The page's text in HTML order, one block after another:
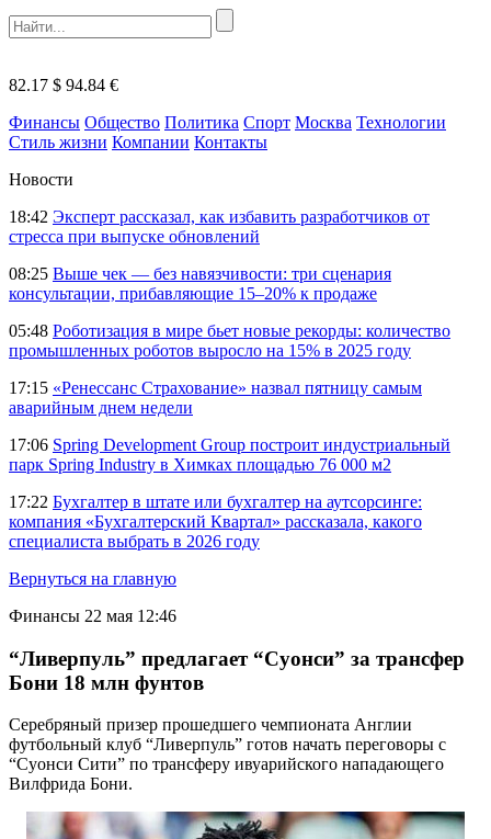
82.17 $ 94.84 €
Финансы Общество Политика Спорт Москва Технологии
Стиль жизни Компании Контакты
Новости
18:42 Эксперт рассказал, как избавить разработчиков от
стресса при выпуске обновлений
08:25 Выше чек — без навязчивости: три сценария
консультации, прибавляющие 15–20% к продаже
05:48 Роботизация в мире бьет новые рекорды: количество
промышленных роботов выросло на 15% в 2025 году
17:15 «Ренессанс Страхование» назвал пятницу самым
аварийным днем недели
17:06 Spring Development Group построит индустриальный
парк Spring Industry в Химках площадью 76 000 м2
17:22 Бухгалтер в штате или бухгалтер на аутсорсинге:
компания «Бухгалтерский Квартал» рассказала, какого
специалиста выбрать в 2026 году
Вернуться на главную
Финансы 22 мая 12:46
“Ливерпуль” предлагает “Суонси” за трансфер
Бони 18 млн фунтов
Серебряный призер прошедшего чемпионата Англии
футбольный клуб “Ливерпуль” готов начать переговоры с
“Суонси Сити” по трансферу ивуарийского нападающего
Вилфрида Бони.